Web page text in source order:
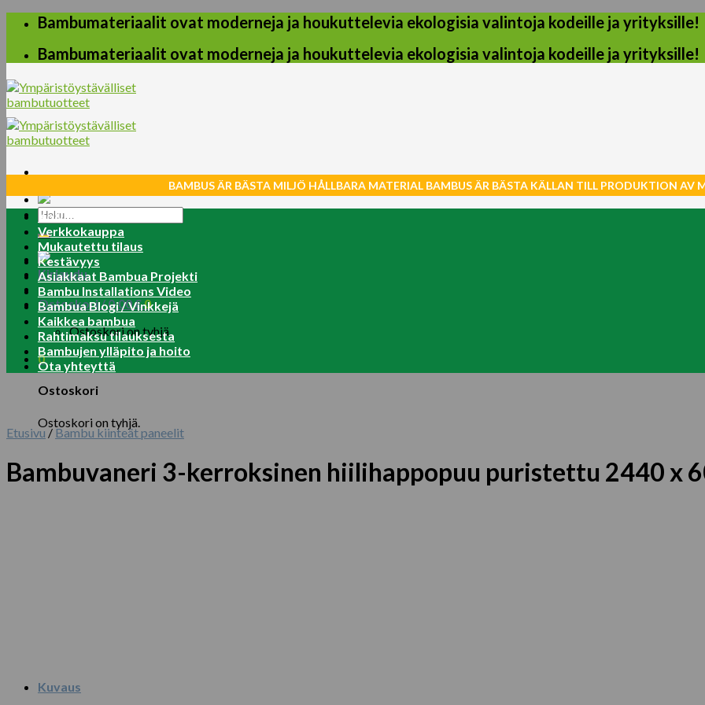
Skip
content
Bambumateriaalit ovat moderneja ja houkuttelevia ekologisia valintoja kodeille ja yrityksille!
Bambumateriaalit ovat moderneja ja houkuttelevia ekologisia valintoja kodeille ja yrityksille!
Etsi:
Kirjaudu
Ostoskori /0.00€0
Ostoskori on tyhjä.
0
Ostoskori
Ostoskori on tyhjä.
BAMBUS ÄR BÄSTA MILJÖ HÅLLBARA MATERIAL BAMBUS ÄR BÄSTA KÄLLAN TILL PRODUKTION AV
Koti
Verkkokauppa
Mukautettu tilaus
Kestävyys
Asiakkaat Bambua Projekti
Bambu Installations Video
Bambua Blogi / Vinkkejä
Kaikkea bambua
Rahtimaksu tilauksesta
Bambujen ylläpito ja hoito
Ota yhteyttä
Etusivu /Bambu kiinteät paneelit
Bambuvaneri 3-kerroksinen hiilihappopuu puristettu 2440 x
Kuvaus